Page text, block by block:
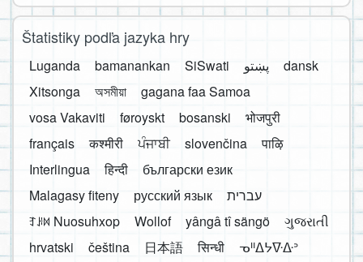
Štatistiky podľa jazyka hry
Luganda bamanankan SiSwati پښتو
dansk
Xitsonga
অসমীয়া
gagana faa Samoa
vosa Vakaviti
føroyskt bosanski
भोजपुरी
français
कश्मीरी ਪੰਜਾਬੀ slovenčina
पाऴि
Interlingua
हिन्दी
български език
Malagasy fiteny
русский язык
עברית
ꆈꌠ꒿ Nuosuhxop
Wollof yângâ tî sängö
ગુજરાતી
hrvatski
čeština 日本語 सिन्धी
ᓀᐦᐃᔭᐍᐏᐣ